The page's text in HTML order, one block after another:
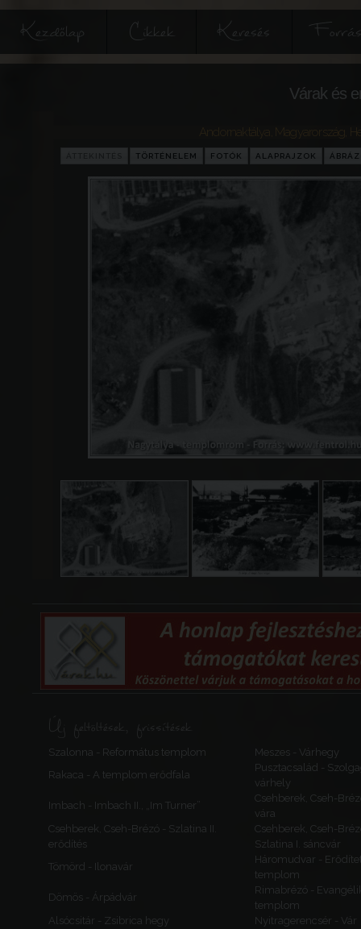
Kezdőlap Cikkek Keresés
Várak és
Andornaktálya Magyarország
TÖRTÉNELEM FOTÓK ALAPRAJZOK
Új feltöltések, frissítések
Szalonna - Református templom
Meszes - Várhegy
Rakaca - A templom erődfala
Pusztacsalád -
várhely
Imbach - Imbach II., „Im Turner”
Csehberek, Cseh-
vára
Csehberek, Cseh-Brézó - Szlatina II.
erődítés
Csehberek, Cseh-
Szlatina I. sáncvár
Tömörd - Ilonavár
Háromudvar -
templom
Dömös - Árpádvár
Rimabrézó -
templom
Alsócsitár - Zsibrica hegy
Nyitragerencsér - Vár